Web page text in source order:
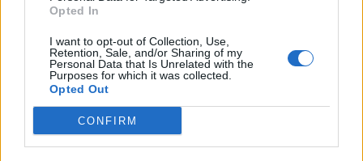
Opted In
I want to opt-out of Collection, Use,
Retention, Sale, and/or Sharing of my
Personal Data that Is Unrelated with the
Purposes for which it was collected.
Opted Out
CONFIRM
Testi bleiben müssen,
Buchung erfolgt.
So ist man wohl nach 3 Tagen davon ausgegangen,da an
diesen Tagen alles reibugslos ablief...
"Alles OK"...drauf auf den Live-Server!
Das es jetzt doch nicht ganz so einwandfrei abgelaufen
ist...doof gelaufen,aber (in meinen Augen)
kein Beinbruch!